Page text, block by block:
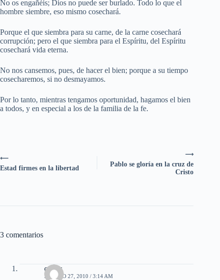
No os engañéis; Dios no puede ser burlado. Todo lo que el
hombre siembre, eso mismo cosechará.
Porque el que siembra para su carne, de la carne cosechará
corrupción; pero el que siembra para el Espíritu, del Espíritu
cosechará vida eterna.
No nos cansemos, pues, de hacer el bien; porque a su tiempo
cosecharemos, si no desmayamos.
Por lo tanto, mientras tengamos oportunidad, hagamos el bien
a todos, y en especial a los de la familia de la fe.
⟶
Pablo se gloría en la cruz de
Cristo
⟵
Estad firmes en la libertad
3 comentarios
carlos
AGOSTO 27, 2010 / 3:14 AM